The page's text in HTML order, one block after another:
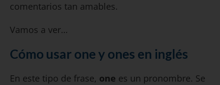
comentarios tan amables.
Vamos a ver…
Cómo usar one y ones en inglés
En este tipo de frase, one es un pronombre. Se